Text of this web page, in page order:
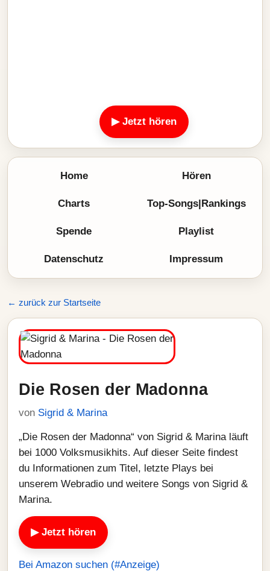
▶ Jetzt hören
Home Hören
Charts Top-Songs|Rankings
Spende Playlist
Datenschutz Impressum
← zurück zur Startseite
Die Rosen der Madonna
von Sigrid & Marina
„Die Rosen der Madonna“ von Sigrid & Marina läuft
bei 1000 Volksmusikhits. Auf dieser Seite findest
du Informationen zum Titel, letzte Plays bei
unserem Webradio und weitere Songs von Sigrid &
Marina.
▶ Jetzt hören
Bei Amazon suchen (#Anzeige)